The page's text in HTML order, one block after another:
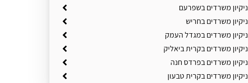
ניקיון משרדים בשפרעם
ניקיון משרדים בחריש
ניקיון משרדים במגדל העמק
ניקיון משרדים בקרית ביאליק
ניקיון משרדים בפרדס חנה
ניקיון משרדים בקרית טבעון